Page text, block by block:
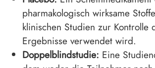
pharmakologisch wirksame
klinischen Studien zur Kontrolle
Ergebnisse verwendet wird.
Doppelblindstudie: Eine